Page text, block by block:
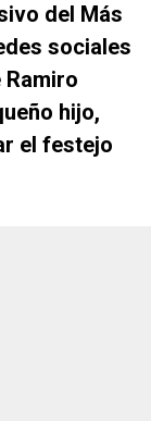
del Más
sociales
hijo,
el festejo